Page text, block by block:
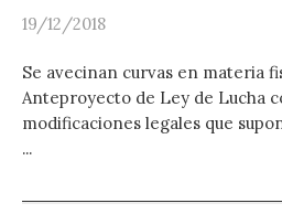
19/12/2018
Se avecinan curvas en materia
Anteproyecto de Ley de Lucha
modificaciones legales que
...